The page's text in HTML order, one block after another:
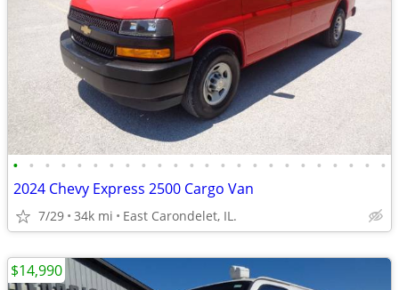
• • • • • • • • • • • • • • • • • • • • • • • •
2024 Chevy Express 2500 Cargo Van
7/29 34k mi East Carondelet, IL.
$14,990